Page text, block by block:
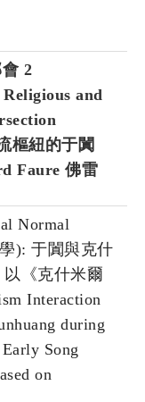
2
and
樞紐的于闐
Faure 佛雷
Normal
): 于闐與克什
《克什米爾
Interaction
during
Song
on